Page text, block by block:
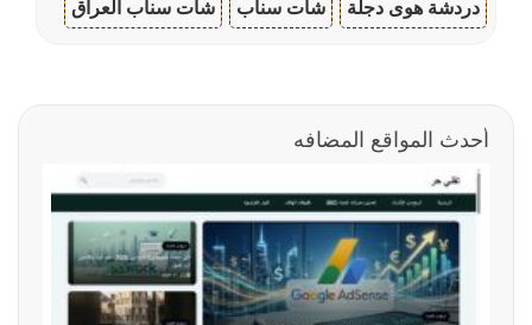
دردشة هوى دجلة شات سناب شات سناب العراق
أحدث المواقع المضافه